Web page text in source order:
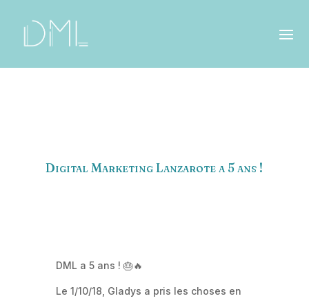
Digital Marketing Lanzarote a 5 ans !
DML a 5 ans ! 🎂🔥
Le 1/10/18, Gladys a pris les choses en